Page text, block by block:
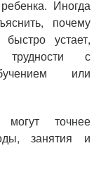
Иногда
почему
устает,
трудности с
или
могут точнее
занятия и